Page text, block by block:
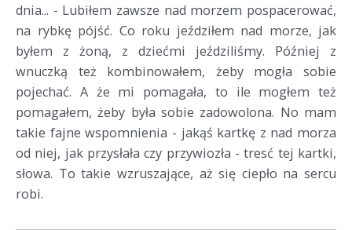
dnia... - Lubiłem zawsze nad morzem pospacerować,
na rybkę pójść. Co roku jeździłem nad morze, jak
byłem z żoną, z dziećmi jeździliśmy. Później z
wnuczką też kombinowałem, żeby mogła sobie
pojechać. A że mi pomagała, to ile mogłem też
pomagałem, żeby była sobie zadowolona. No mam
takie fajne wspomnienia - jakąś kartkę z nad morza
od niej, jak przysłała czy przywiozła - tresć tej kartki,
słowa. To takie wzruszające, aż się ciepło na sercu
robi.